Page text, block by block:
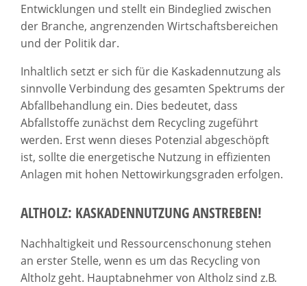
Entwicklungen und stellt ein Bindeglied zwischen
der Branche, angrenzenden Wirtschaftsbereichen
und der Politik dar.
Inhaltlich setzt er sich für die Kaskadennutzung als
sinnvolle Verbindung des gesamten Spektrums der
Abfallbehandlung ein. Dies bedeutet, dass
Abfallstoffe zunächst dem Recycling zugeführt
werden. Erst wenn dieses Potenzial abgeschöpft
ist, sollte die energetische Nutzung in effizienten
Anlagen mit hohen Nettowirkungsgraden erfolgen.
ALTHOLZ: KASKADENNUTZUNG ANSTREBEN!
Nachhaltigkeit und Ressourcenschonung stehen
an erster Stelle, wenn es um das Recycling von
Altholz geht. Hauptabnehmer von Altholz sind z.B.